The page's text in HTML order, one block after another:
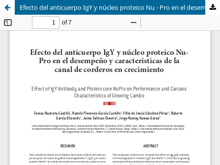
Efecto del anticuerpo IgY y núcleo proteico Nu - Pro en el desempeño y características de la canal de corderos en crecimiento